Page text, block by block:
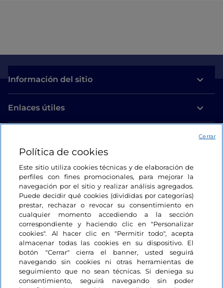
Información del sitio
Enlaces útiles
Estamos en contacto
Política de cookies
Este sitio utiliza cookies técnicas y de elaboración de
perfiles con fines promocionales, para mejorar la
navegación por el sitio y realizar análisis agregados.
Puede decidir qué cookies (divididas por categorías)
prestar, rechazar o revocar su consentimiento en
cualquier momento accediendo a la sección
correspondiente y haciendo clic en "Personalizar
cookies". Al hacer clic en "Permitir todo", acepta
almacenar todas las cookies en su dispositivo. El
botón "Cerrar" cierra el banner, usted seguirá
navegando sin cookies ni otras herramientas de
seguimiento que no sean técnicas. Si deniega su
consentimiento, seguirá navegando sin poder
Cerrar